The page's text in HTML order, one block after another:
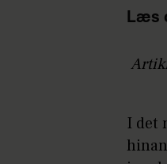
Læs
I det